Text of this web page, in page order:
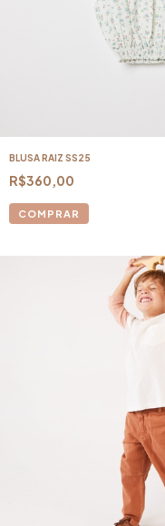
BLUSA RAIZ SS25
R$360,00
COMPRAR